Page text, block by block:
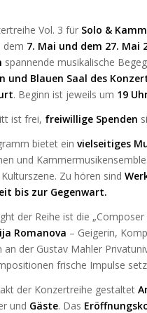
Vol. 3 für Solo &
dem 7. Mai und dem 27. Mai
spannende musikalische
und Blauen Saal des
. Beginn ist jeweils um 19
ist frei, freiwillige Spenden
bietet ein vielseitiges
und
Zu hören sind
bis zur Gegenwart.
der Reihe ist die „Composer
Romanova – Geigerin,
an der Gustav Mahler
frische Impulse
der Konzertreihe gestaltet
und Gäste. Das